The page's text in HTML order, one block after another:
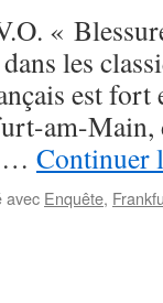
«
les
est fort
am-Main,
… Continuer
avec Enquête,